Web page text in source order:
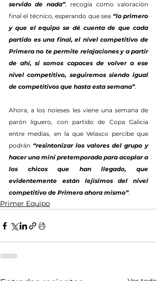
servido de nada”, recogía como valoración
final el técnico, esperando que sea “lo primero
y que el equipo se dé cuenta de que cada
partido es una final, el nivel competitivo de
Primera no te permite relajaciones y a partir
de ahí, si somos capaces de volver a ese
nivel competitivo, seguiremos siendo igual
de competitivos que hasta esta semana”.
Ahora, a los noieses les viene una semana de
parón liguero, con partido de Copa Galicia
entre medias, en la que Velasco percibe que
podrán “resintonizar los valores del grupo y
hacer una mini pretemporada para acoplar a
los chicos que han llegado, que
evidentemente están lejísimos del nivel
competitivo de Primera ahora mismo”.
Primer Equipo